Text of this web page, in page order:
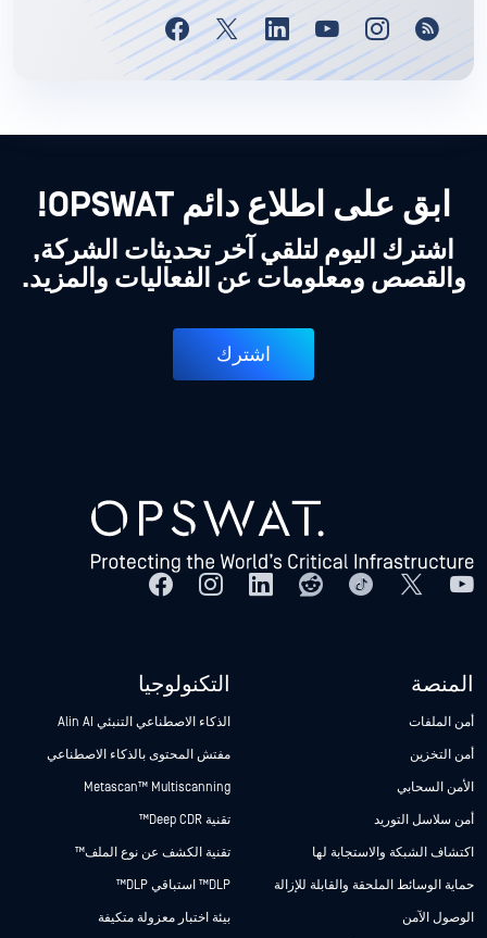
ابق على اطلاع دائم OPSWAT!
اشترك اليوم لتلقي آخر تحديثات الشركة,
والقصص ومعلومات عن الفعاليات والمزيد.
اشترك
المنصة
أمن الملفات
أمن التخزين
الأمن السحابي
أمن سلاسل التوريد
اكتشاف الشبكة والاستجابة لها
حماية الوسائط الملحقة والقابلة للإزالة
الوصول الآمن
التكنولوجيا
الذكاء الاصطناعي التنبئي Alin AI
مفتش المحتوى بالذكاء الاصطناعي
Metascan™ Multiscanning
تقنية Deep CDR™
تقنية الكشف عن نوع الملف™
DLP™ استباقي DLP™
بيئة اختبار معزولة متكيفة